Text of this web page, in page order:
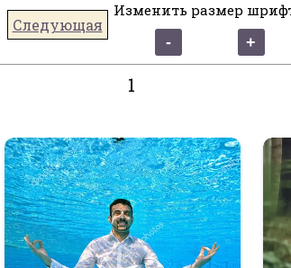
Следующая
Изменить размер
1